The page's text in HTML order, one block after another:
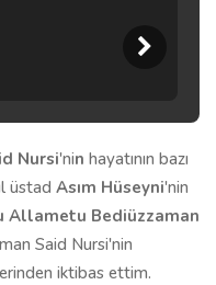
Nursi'nin hayatının bazı
üstad Asım Hüseyni'nin
Allametu Bediüzzaman
Said Nursi'nin
iktibas ettim.